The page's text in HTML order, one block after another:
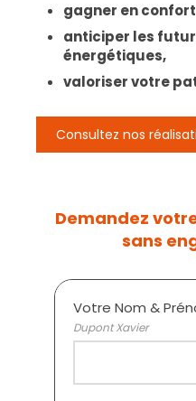
gagner en
anticiper les
énergétiques,
valoriser votre
Consultez nos
Demandez
sans
Votre Nom &
Dupont Xavier